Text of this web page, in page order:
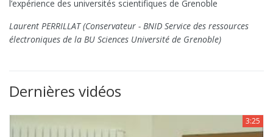
l’expérience des universités scientifiques de Grenoble
Laurent PERRILLAT (Conservateur - BNID Service des ressources
électroniques de la BU Sciences Université de Grenoble)
Dernières vidéos
3:25